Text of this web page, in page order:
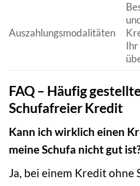
Auszahlungsmodalitäten
FAQ – Häufig
Schufafreier Kredit
Kann ich wirklich einen
meine Schufa nicht gut
Ja, bei einem Kredit ohne